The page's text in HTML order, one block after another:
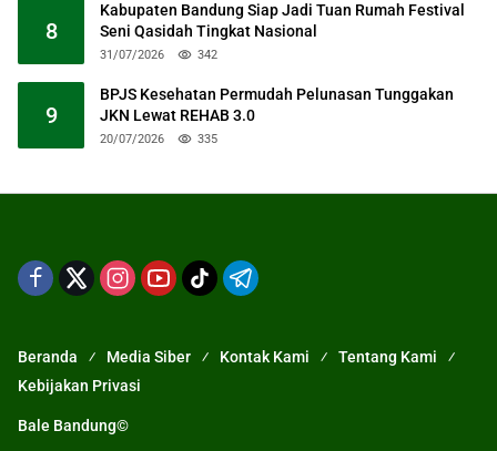
8
Kabupaten Bandung Siap Jadi Tuan Rumah Festival
Seni Qasidah Tingkat Nasional
31/07/2026 342
9
BPJS Kesehatan Permudah Pelunasan Tunggakan
JKN Lewat REHAB 3.0
20/07/2026 335
Beranda Media Siber Kontak Kami
Tentang Kami
Kebijakan Privasi
Bale Bandung©